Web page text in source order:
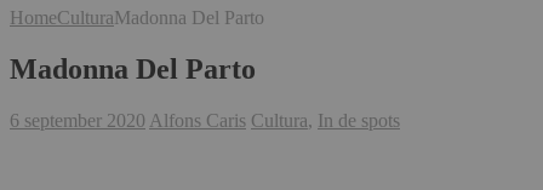
HomeCulturaMadonna Del Parto
Madonna Del Parto
6 september 2020 Alfons Caris Cultura, In de spots